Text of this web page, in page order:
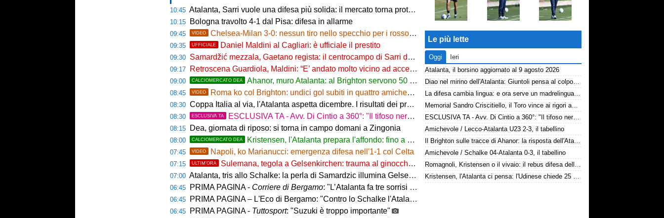
10:45 Atalanta, Sarri vuole una difesa più solida: il mercato torna protagonista
10:15 Bologna travolto 4-1 dal Pisa: difesa in allarme
09:45 VIDEO Chelsea-Milan 3-0: nessun tiro nello specchio per i rossoneri
09:35 UFFICIALE Daniel Maldini al Cagliari: è ufficiale il prestito
09:30 Samardžić mezzala, Gaetano regista: il centrocampo di Sarri decolla
09:17 Retroscena Guardiola, Maldini: “E’ andato molto vicino ad accettare”
09:00 CALCIOMERCATO DEA Ahanor, muro Atalanta: al Brighton servono 50 milioni
08:45 VIDEO Roma ko col Brighton: undici gol subiti in quattro amichevoli
08:30 Coppa Italia al via, l'Atalanta aspetta dicembre. I risultati dei preliminari, Vicenza subito fuori
08:30 ESCLUSIVA TA ESCLUSIVA TA - Avv. Di Cintio a 360°: "Il tifoso nerazzurro non può sentirsi trattato come un bancomat
08:15 Dea, giornata di riposo: si torna in campo domani a Zingonia
08:00 CALCIOMERCATO DEA Kristensen, l'Atalanta prepara l'affondo: fino a 25 milioni
07:45 VIDEO Napoli, ko Marianucci: emergenza difesa nell'1-1 col Celta
07:15 ULTIM'ORA Sulemana, tegola a Gelsenkirchen: trauma al ginocchio sinistro
07:00 Atalanta, tris allo Schalke: la perla di Samardzic illumina Gelsenkirchen
06:45 PRIMA PAGINA - Corriere di Bergamo: "L’Atalanta fa tre sorrisi in Germania, ora il mercato"
06:45 PRIMA PAGINA – L'Eco di Bergamo: "Contro lo Schalke l'Atalanta vince 3-0"
06:45 PRIMA PAGINA - Tuttosport: "Suzuki è troppo importante"
Le più lette
Oggi
Ieri
Atalanta, il borsino aggiornato al 9 agosto 2026
Diao nel mirino dell'Atalanta: Giuntoli pensa al colpo dal Como
La difesa cambia lingua: e ora serve un madrelingua della zona
Memorial Sandro Criscitiello, il Toro vince ai rigori ad Avellino
ESCLUSIVA TA - Avv. Di Cintio a 360°: "Il tifoso nerazzurro non può sentirsi trattato come un bancomat! Diamo tempo a Sarri, su Samardžić..."
Amichevole / Lecco-Atalanta U23 2-3, il tabellino
Il Brighton sulle tracce di Ahanor: la risposta dell'Atalanta
Amichevole / Schalke 04-Atalanta 0-3, il tabellino
Romagnoli, Kristensen o il vivaio: il rebus difesa dell'Atalanta
Kristensen, l'Atalanta ci pensa: l'Udinese chiede 25 milioni